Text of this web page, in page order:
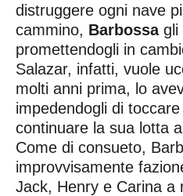
distruggere ogni nave
cammino, Barbossagli
promettendogli in
Salazar, infatti, vuole
molti anni prima, lo
impedendogli di
continuare la sua lotta
Come di consueto,
improvvisamente
Jack, Henry e Carina a